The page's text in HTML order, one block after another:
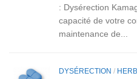
: Dysérection
capacité de votre
maintenance de...
DYSÉRECTION /